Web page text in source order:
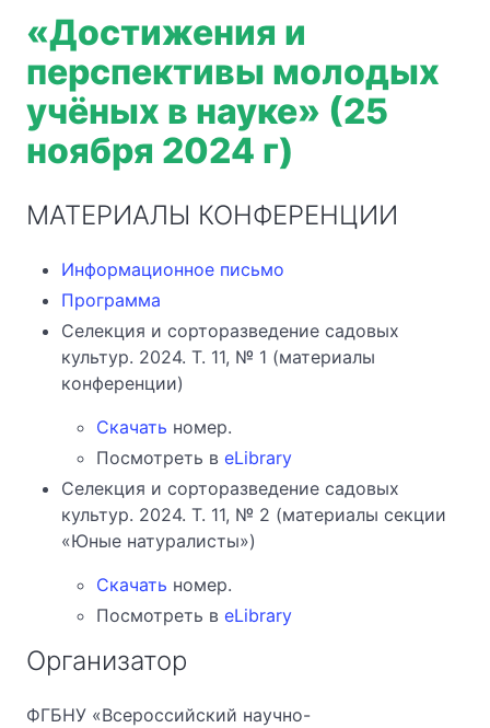
«Достижения и
перспективы молодых
учёных в науке» (25
ноября 2024 г)
МАТЕРИАЛЫ КОНФЕРЕНЦИИ
Информационное письмо
Программа
Селекция и сорторазведение садовых
культур. 2024. Т. 11, № 1 (материалы
конференции)
Скачать номер.
Посмотреть в eLibrary
Селекция и сорторазведение садовых
культур. 2024. Т. 11, № 2 (материалы секции
«Юные натуралисты»)
Скачать номер.
Посмотреть в eLibrary
Организатор
ФГБНУ «Всероссийский научно-